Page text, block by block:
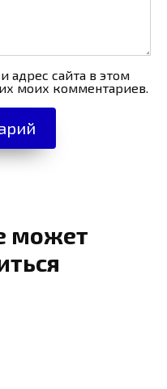
адрес сайта в этом
моих комментариев.
может